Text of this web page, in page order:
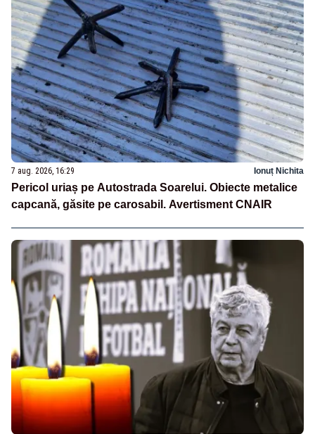
7 aug. 2026, 16:29 Ionuț Nichita
Pericol uriaș pe Autostrada Soarelui. Obiecte metalice
capcană, găsite pe carosabil. Avertisment CNAIR